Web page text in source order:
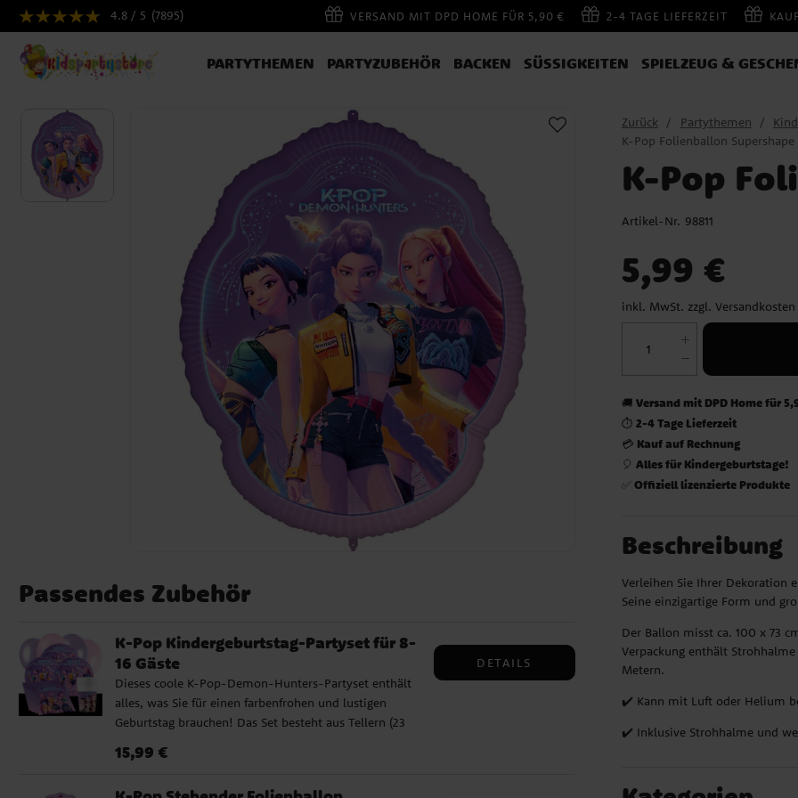
4.8 / 5 (7895) VERSAND MIT DPD HOME FÜR 5,90 € 2-4 TAGE LIEFERZEIT
PARTYTHEMEN PARTYZUBEHÖR BACKEN SÜSSIGKEITEN SPIELZEUG &
Passendes Zubehör
K-Pop Kindergeburtstag-Partyset für 8-
16 Gäste
Dieses coole K-Pop-Demon-Hunters-Partyset enthält
alles, was Sie für einen farbenfrohen und lustigen
Geburtstag brauchen! Das Set besteht aus Tellern (23
für wahlweise 8 oder 16 Gäste. Zusätzlich enthalten
Preis:15,99 €
15,99 €
DETAILS
Zurück Partythemen
K-Pop Folienballon Supershape
K-Pop
Artikel-Nr. 98811
5,99 €
inkl. MwSt. zzgl. Versandkosten
🚚Versand mit DPD Home für
⏱️2-4 Tage Lieferzeit
💳 Kauf auf Rechnung
🎈Alles für Kindergeburtstage!
✅Offiziell lizenzierte Produkte
Beschreibung
Verleihen Sie Ihrer Dekoration
Seine einzigartige Form und
Der Ballon misst ca. 100 x 73
Verpackung enthält
Metern.
✔️ Kann mit Luft oder Helium
✔️ Inklusive Strohhalme und